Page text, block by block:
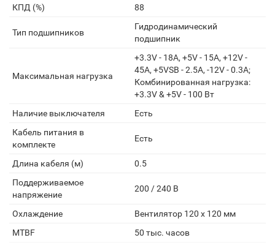
КПД (%)
88
Тип подшипников
Гидродинамический
подшипник
Максимальная нагрузка
+3.3V - 18A, +5V - 15A, +12V -
45A, +5VSB - 2.5A, -12V - 0.3A;
Комбинированная нагрузка:
+3.3V & +5V - 100 Вт
Наличие выключателя
Есть
Кабель питания в
комплекте
Есть
Длина кабеля (м)
0.5
Поддерживаемое
напряжение
200 / 240 В
Охлаждение
Вентилятор 120 x 120 мм
MTBF
50 тыс. часов